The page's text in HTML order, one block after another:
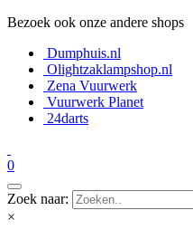
Bezoek ook onze andere shops
Dumphuis.nl
Olightzaklampshop.nl
Zena Vuurwerk
Vuurwerk Planet
24darts
0
Zoek naar:
×